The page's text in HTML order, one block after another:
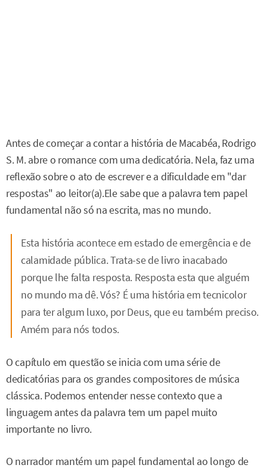
Antes de começar a contar a história de Macabéa, Rodrigo
S. M. abre o romance com uma dedicatória. Nela, faz uma
reflexão sobre o ato de escrever e a dificuldade em "dar
respostas" ao leitor(a).Ele sabe que a palavra tem papel
fundamental não só na escrita, mas no mundo.
Esta história acontece em estado de emergência e de
calamidade pública. Trata-se de livro inacabado
porque lhe falta resposta. Resposta esta que alguém
no mundo ma dê. Vós? É uma história em tecnicolor
para ter algum luxo, por Deus, que eu também preciso.
Amém para nós todos.
O capítulo em questão se inicia com uma série de
dedicatórias para os grandes compositores de música
clássica. Podemos entender nesse contexto que a
linguagem antes da palavra tem um papel muito
importante no livro.
O narrador mantém um papel fundamental ao longo de